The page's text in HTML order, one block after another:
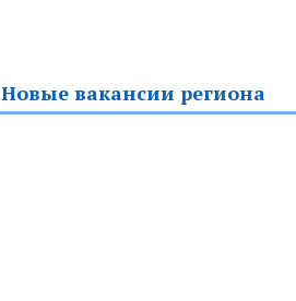
Новые вакансии региона